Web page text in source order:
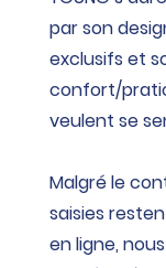
par son
exclusifs et
confort/
veulent se
Malgré le
saisies
en ligne,